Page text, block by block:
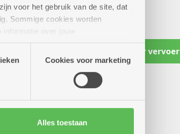
voor het gebruik van de site, dat
Sommige cookies worden
over jouw
partners kunnen deze gegevens
Cookies voor marketing
Alles toestaan
Reserveer vervoer